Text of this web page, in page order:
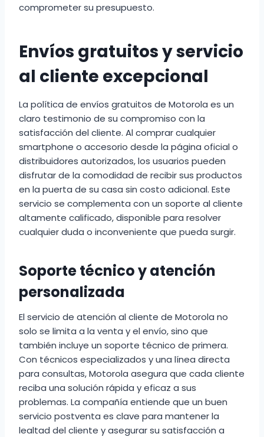
comprometer su presupuesto.
Envíos gratuitos y servicio
al cliente excepcional
La política de envíos gratuitos de Motorola es un
claro testimonio de su compromiso con la
satisfacción del cliente. Al comprar cualquier
smartphone o accesorio desde la página oficial o
distribuidores autorizados, los usuarios pueden
disfrutar de la comodidad de recibir sus productos
en la puerta de su casa sin costo adicional. Este
servicio se complementa con un soporte al cliente
altamente calificado, disponible para resolver
cualquier duda o inconveniente que pueda surgir.
Soporte técnico y atención
personalizada
El servicio de atención al cliente de Motorola no
solo se limita a la venta y el envío, sino que
también incluye un soporte técnico de primera.
Con técnicos especializados y una línea directa
para consultas, Motorola asegura que cada cliente
reciba una solución rápida y eficaz a sus
problemas. La compañía entiende que un buen
servicio postventa es clave para mantener la
lealtad del cliente y asegurar su satisfacción a